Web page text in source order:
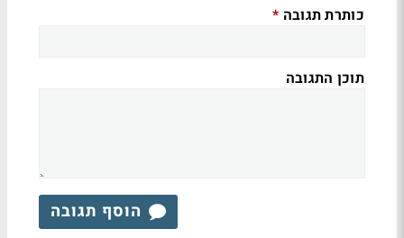
כותרת תגובה *
תוכן התגובה
הוסף תגובה